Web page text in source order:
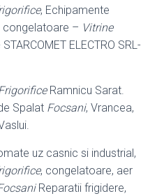
, Echipamente
congelatoare – Vitrine
ELECTRO SRL-
Ramnicu Sarat.
Spalat Focsani, Vrancea,
uz casnic si industrial,
, congelatoare, aer
Reparatii frigidere,